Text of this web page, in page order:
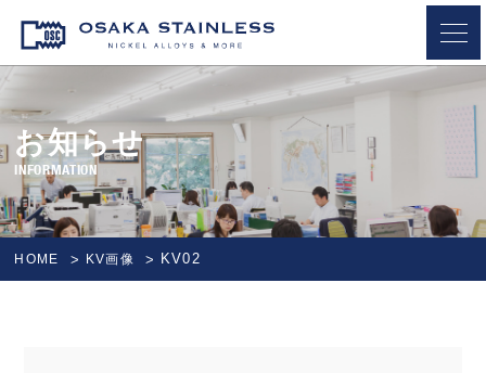
OSAKA STAINLESS
お知らせ
INFORMATION
HOME KV画像 KV02